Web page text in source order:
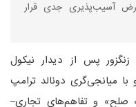
آسیب‌پذیری جدی قرار
زنگزور پس از دیدار نیکول
با میانجی‌گری دونالد ترامپ
صلح» و تفاهم‌های تجاری–